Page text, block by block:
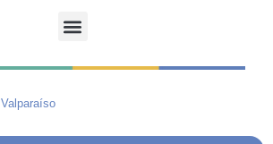
Valparaíso